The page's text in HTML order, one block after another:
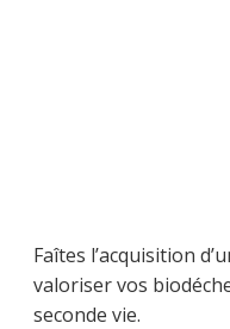
Faîtes l’acquisition
valoriser vos
seconde vie.